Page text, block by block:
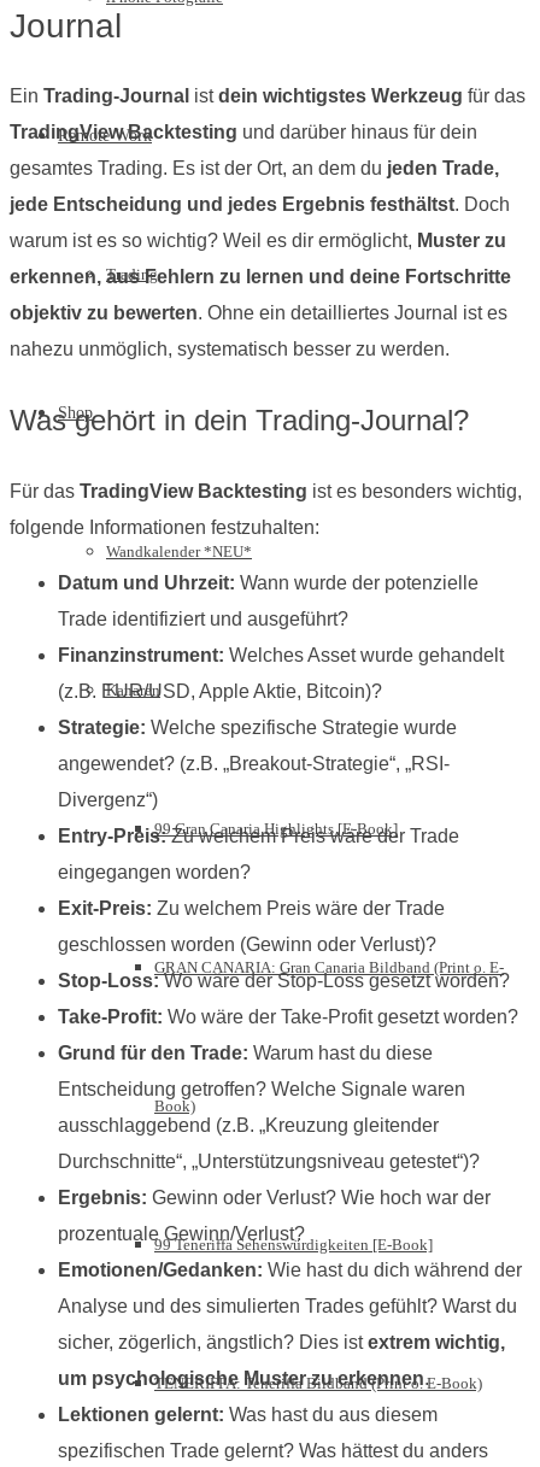
Remote Work
Trading
Shop
Wandkalender *NEU*
Kanaren
99 Gran Canaria Highlights [E-Book]
GRAN CANARIA: Gran Canaria Bildband (Print o. E-
Book)
99 Teneriffa Sehenswürdigkeiten [E-Book]
TENERIFFA: Teneriffa Bildband (Print o. E-Book)
Journal
Ein Trading-Journal istdein wichtigstes Werkzeug für das
TradingView Backtesting und darüber hinaus für dein
gesamtes Trading. Es ist der Ort, an dem du jeden Trade,
jede Entscheidung und jedes Ergebnis festhältst. Doch
warum ist es so wichtig? Weil es dir ermöglicht, Muster zu
erkennen, aus Fehlern zu lernen und deine Fortschritte
objektiv zu bewerten. Ohne ein detailliertes Journal ist es
nahezu unmöglich, systematisch besser zu werden.
Was gehört in dein Trading-Journal?
Für das TradingView Backtesting ist es besonders wichtig,
folgende Informationen festzuhalten:
Datum und Uhrzeit: Wann wurde der potenzielle
Trade identifiziert und ausgeführt?
Finanzinstrument: Welches Asset wurde gehandelt
(z.B. EUR/USD, Apple Aktie, Bitcoin)?
Strategie: Welche spezifische Strategie wurde
angewendet? (z.B. „Breakout-Strategie“, „RSI-
Divergenz“)
Entry-Preis:Zu welchem Preis wäre der Trade
eingegangen worden?
Exit-Preis: Zu welchem Preis wäre der Trade
geschlossen worden (Gewinn oder Verlust)?
Stop-Loss:Wo wäre der Stop-Loss gesetzt worden?
Take-Profit: Wo wäre der Take-Profit gesetzt worden?
Grund für den Trade: Warum hast du diese
Entscheidung getroffen? Welche Signale waren
ausschlaggebend (z.B. „Kreuzung gleitender
Durchschnitte“, „Unterstützungsniveau getestet“)?
Ergebnis: Gewinn oder Verlust? Wie hoch war der
prozentuale Gewinn/Verlust?
Emotionen/Gedanken: Wie hast du dich während der
Analyse und des simulierten Trades gefühlt? Warst du
sicher, zögerlich, ängstlich? Dies istextrem wichtig,
um psychologische Muster zu erkennen.
Lektionen gelernt: Was hast du aus diesem
spezifischen Trade gelernt? Was hättest du anders